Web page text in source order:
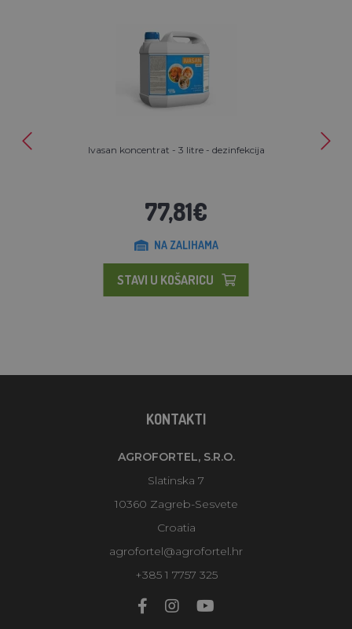
Ivasan koncentrat - 3 litre - dezinfekcija
77,81€
NA ZALIHAMA
STAVI U KOŠARICU
KONTAKTI
AGROFORTEL, S.R.O.
Slatinska 7
10360 Zagreb-Sesvete
Croatia
agrofortel@agrofortel.hr
+385 1 7757 325